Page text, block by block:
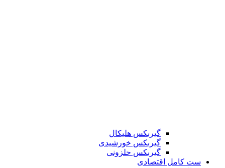
گیربکس هلیکال
گیربکس خورشیدی
گیربکس حلزونی
ست کامل اقتصادی